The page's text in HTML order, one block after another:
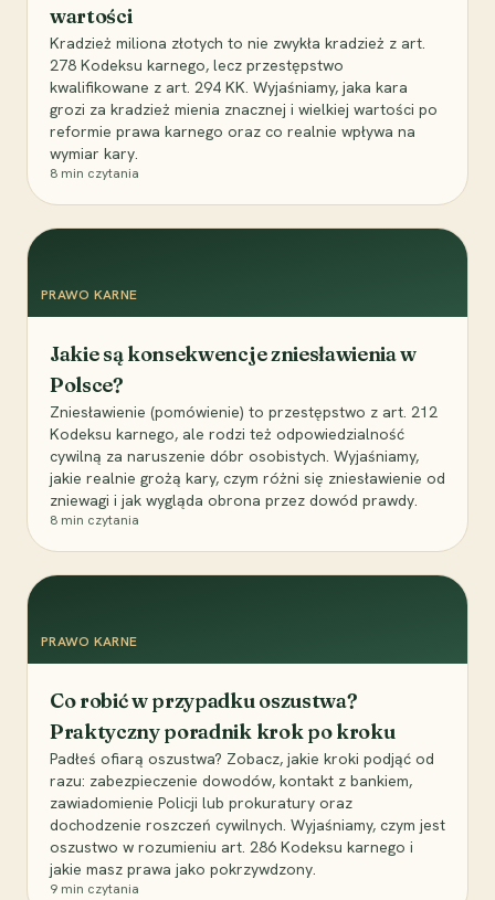
wartości
Kradzież miliona złotych to nie zwykła kradzież z art.
278 Kodeksu karnego, lecz przestępstwo
kwalifikowane z art. 294 KK. Wyjaśniamy, jaka kara
grozi za kradzież mienia znacznej i wielkiej wartości po
reformie prawa karnego oraz co realnie wpływa na
wymiar kary.
8 min czytania
PRAWO KARNE
Jakie są konsekwencje zniesławienia w
Polsce?
Zniesławienie (pomówienie) to przestępstwo z art. 212
Kodeksu karnego, ale rodzi też odpowiedzialność
cywilną za naruszenie dóbr osobistych. Wyjaśniamy,
jakie realnie grożą kary, czym różni się zniesławienie od
zniewagi i jak wygląda obrona przez dowód prawdy.
8 min czytania
PRAWO KARNE
Co robić w przypadku oszustwa?
Praktyczny poradnik krok po kroku
Padłeś ofiarą oszustwa? Zobacz, jakie kroki podjąć od
razu: zabezpieczenie dowodów, kontakt z bankiem,
zawiadomienie Policji lub prokuratury oraz
dochodzenie roszczeń cywilnych. Wyjaśniamy, czym jest
oszustwo w rozumieniu art. 286 Kodeksu karnego i
jakie masz prawa jako pokrzywdzony.
9 min czytania